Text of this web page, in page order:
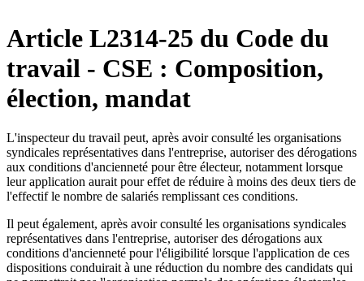
Article L2314-25 du Code du
travail - CSE : Composition,
élection, mandat
L'inspecteur du travail peut, après avoir consulté les organisations
syndicales représentatives dans l'entreprise, autoriser des dérogations
aux conditions d'ancienneté pour être électeur, notamment lorsque
leur application aurait pour effet de réduire à moins des deux tiers de
l'effectif le nombre de salariés remplissant ces conditions.
Il peut également, après avoir consulté les organisations syndicales
représentatives dans l'entreprise, autoriser des dérogations aux
conditions d'ancienneté pour l'éligibilité lorsque l'application de ces
dispositions conduirait à une réduction du nombre des candidats qui